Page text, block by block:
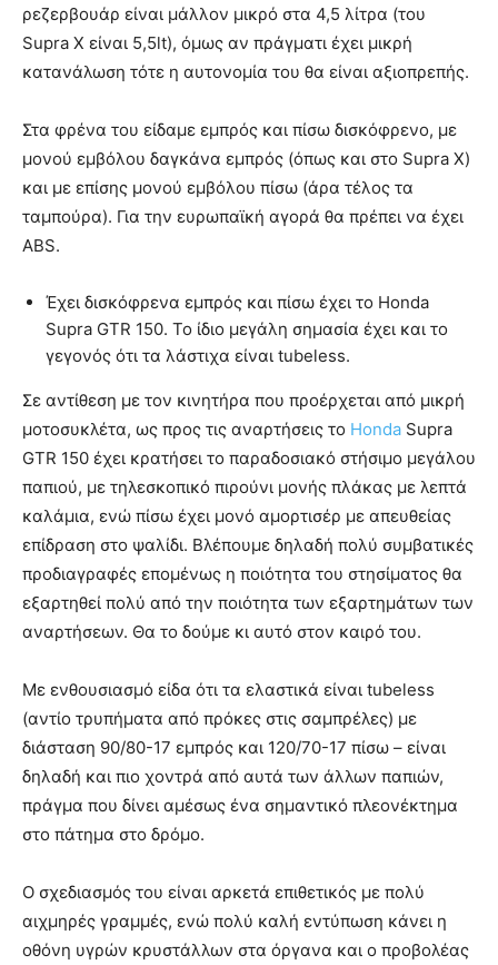
ρεζερβουάρ είναι μάλλον μικρό στα 4,5 λίτρα (του
Supra X είναι 5,5lt), όμως αν πράγματι έχει μικρή
κατανάλωση τότε η αυτονομία του θα είναι αξιοπρεπής.
Στα φρένα του είδαμε εμπρός και πίσω δισκόφρενο, με
μονού εμβόλου δαγκάνα εμπρός (όπως και στο Supra X)
και με επίσης μονού εμβόλου πίσω (άρα τέλος τα
ταμπούρα). Για την ευρωπαϊκή αγορά θα πρέπει να έχει
ABS.
Έχει δισκόφρενα εμπρός και πίσω έχει το Honda
Supra GTR 150. Το ίδιο μεγάλη σημασία έχει και το
γεγονός ότι τα λάστιχα είναι tubeless.
Σε αντίθεση με τον κινητήρα που προέρχεται από μικρή
μοτοσυκλέτα, ως προς τις αναρτήσεις το Honda Supra
GTR 150 έχει κρατήσει το παραδοσιακό στήσιμο μεγάλου
παπιού, με τηλεσκοπικό πιρούνι μονής πλάκας με λεπτά
καλάμια, ενώ πίσω έχει μονό αμορτισέρ με απευθείας
επίδραση στο ψαλίδι. Βλέπουμε δηλαδή πολύ συμβατικές
προδιαγραφές επομένως η ποιότητα του στησίματος θα
εξαρτηθεί πολύ από την ποιότητα των εξαρτημάτων των
αναρτήσεων. Θα το δούμε κι αυτό στον καιρό του.
Με ενθουσιασμό είδα ότι τα ελαστικά είναι tubeless
(αντίο τρυπήματα από πρόκες στις σαμπρέλες) με
διάσταση 90/80-17 εμπρός και 120/70-17 πίσω – είναι
δηλαδή και πιο χοντρά από αυτά των άλλων παπιών,
πράγμα που δίνει αμέσως ένα σημαντικό πλεονέκτημα
στο πάτημα στο δρόμο.
Ο σχεδιασμός του είναι αρκετά επιθετικός με πολύ
αιχμηρές γραμμές, ενώ πολύ καλή εντύπωση κάνει η
οθόνη υγρών κρυστάλλων στα όργανα και ο προβολέας